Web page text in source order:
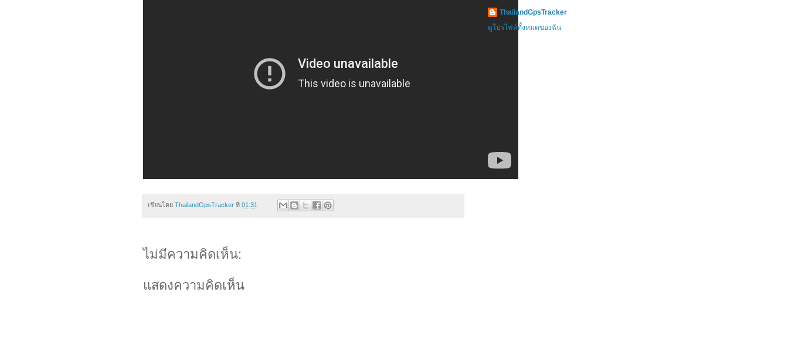
เขียนโดย ThailandGpsTracker ที่ 01:31
ไม่มีความคิดเห็น:
แสดงความคิดเห็น
ThailandGpsTracker
ดูโปรไฟล์ทั้งหมดของฉัน